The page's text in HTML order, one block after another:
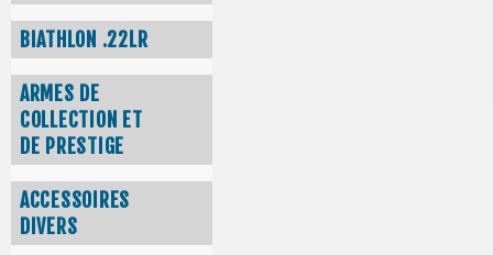
BIATHLON .22LR
ARMES DE
COLLECTION ET
DE PRESTIGE
ACCESSOIRES
DIVERS